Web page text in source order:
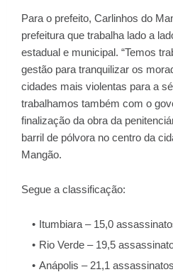
Para o prefeito, Carlinhos do
prefeitura que trabalha lado a
estadual e municipal. “Temos
gestão para tranquilizar os
cidades mais violentas para a
trabalhamos também com o
finalização da obra da
barril de pólvora no centro da
Mangão.
Segue a classificação:
Itumbiara – 15,0
Rio Verde – 19,5
Anápolis – 21,1